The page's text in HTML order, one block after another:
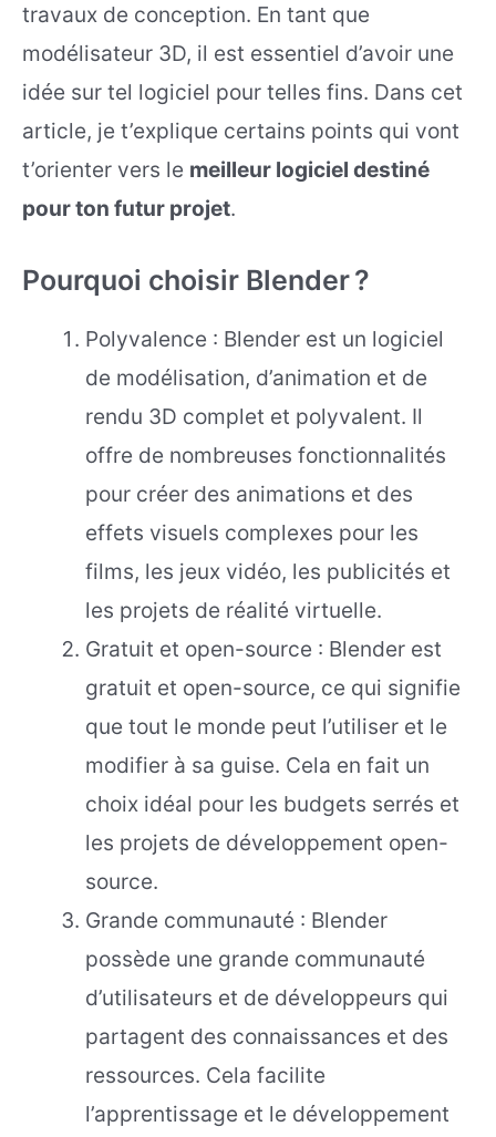
travaux de conception. En tant que
modélisateur 3D, il est essentiel d’avoir une
idée sur tel logiciel pour telles fins. Dans cet
article, je t’explique certains points qui vont
t’orienter vers le meilleur logiciel destiné
pour ton futur projet.
Pourquoi choisir Blender ?
Polyvalence : Blender est un logiciel
de modélisation, d’animation et de
rendu 3D complet et polyvalent. Il
offre de nombreuses fonctionnalités
pour créer des animations et des
effets visuels complexes pour les
films, les jeux vidéo, les publicités et
les projets de réalité virtuelle.
Gratuit et open-source : Blender est
gratuit et open-source, ce qui signifie
que tout le monde peut l’utiliser et le
modifier à sa guise. Cela en fait un
choix idéal pour les budgets serrés et
les projets de développement open-
source.
Grande communauté : Blender
possède une grande communauté
d’utilisateurs et de développeurs qui
partagent des connaissances et des
ressources. Cela facilite
l’apprentissage et le développement